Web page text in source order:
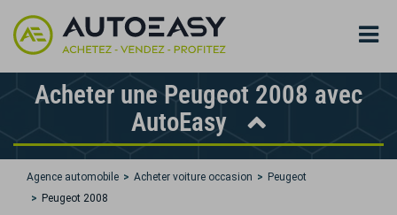
Acheter une Peugeot 2008 avec
AutoEasy
Agence automobile Acheter voiture occasion
Peugeot
Peugeot 2008